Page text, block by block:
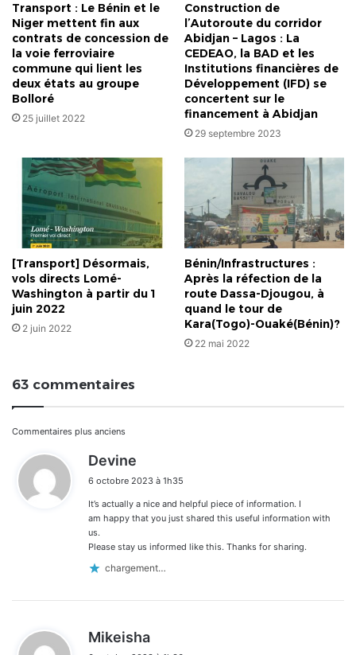
Transport : Le Bénin et le
Niger mettent fin aux
contrats de concession de
la voie ferroviaire
commune qui lient les
deux états au groupe
Bolloré
25 juillet 2022
Construction de
l’Autoroute du corridor
Abidjan – Lagos : La
CEDEAO, la BAD et les
Institutions financières de
Développement (IFD) se
concertent sur le
financement à Abidjan
29 septembre 2023
[Transport] Désormais,
vols directs Lomé-
Washington à partir du 1
juin 2022
2 juin 2022
Bénin/Infrastructures :
Après la réfection de la
route Dassa-Djougou, à
quand le tour de
Kara(Togo)-Ouaké(Bénin)?
22 mai 2022
63 commentaires
Navigation
dans
les
commentaires
Commentaires plus anciens
Devine
t
:
6 octobre 2023 à 1h35
It’s actually a nice and helpful piece of information. I
am happy that you just shared this useful information with
us.
Please stay us informed like this. Thanks for sharing.
chargement…
Mikeisha